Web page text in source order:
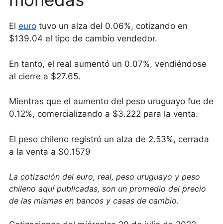
El euro tuvo un alza del 0.06%, cotizando en
$139.04 el tipo de cambio vendedor.
En tanto, el real aumentó un 0.07%, vendiéndose
al cierre a $27.65.
Mientras que el aumento del peso uruguayo fue de
0.12%, comercializando a $3.222 para la venta.
El peso chileno registró un alza de 2.53%, cerrada
a la venta a $0.1579
La cotización del euro, real, peso uruguayo y peso
chileno aquí publicadas, son un promedio del precio
de las mismas en bancos y casas de cambio.